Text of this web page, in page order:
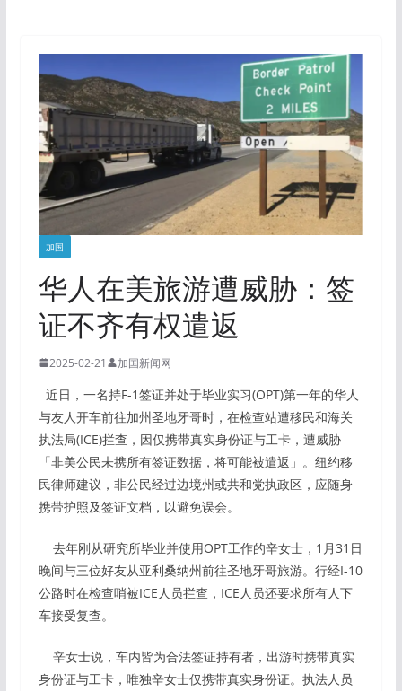
加国
华人在美旅游遭威胁：签
证不齐有权遣返
2025-02-21 加国新闻网
近日，一名持F-1签证并处于毕业实习(OPT)第一年的华人
与友人开车前往加州圣地牙哥时，在检查站遭移民和海关
执法局(ICE)拦查，因仅携带真实身份证与工卡，遭威胁
「非美公民未携所有签证数据，将可能被遣返」。纽约移
民律师建议，非公民经过边境州或共和党执政区，应随身
携带护照及签证文档，以避免误会。
去年刚从研究所毕业并使用OPT工作的辛女士，1月31日
晚间与三位好友从亚利桑纳州前往圣地牙哥旅游。行经I-10
公路时在检查哨被ICE人员拦查，ICE人员还要求所有人下
车接受复查。
辛女士说，车内皆为合法签证持有者，出游时携带真实
身份证与工卡，唯独辛女士仅携带真实身份证。执法人员